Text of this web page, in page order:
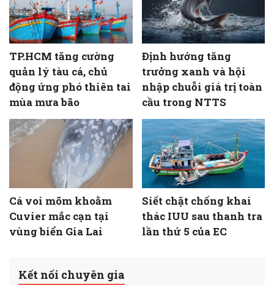
TP.HCM tăng cường
quản lý tàu cá, chủ
động ứng phó thiên tai
mùa mưa bão
Định hướng tăng
trưởng xanh và hội
nhập chuỗi giá trị toàn
cầu trong NTTS
Cá voi mõm khoằm
Cuvier mắc cạn tại
vùng biển Gia Lai
Siết chặt chống khai
thác IUU sau thanh tra
lần thứ 5 của EC
Kết nối chuyên gia